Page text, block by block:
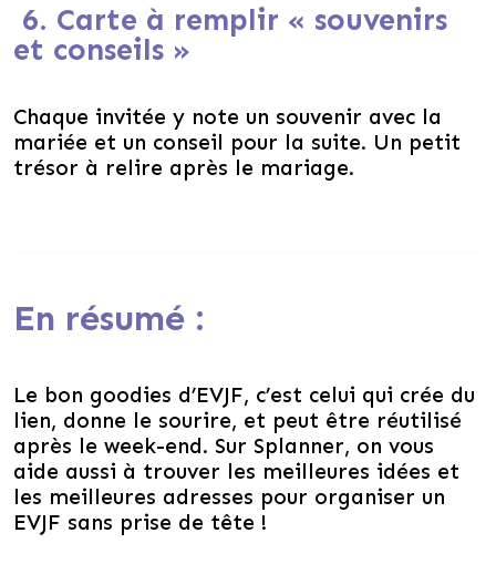
6. Carte à remplir « souvenirs
et conseils »
Chaque invitée y note un souvenir avec la
mariée et un conseil pour la suite. Un petit
trésor à relire après le mariage.
En résumé :
Le bon goodies d’EVJF, c’est celui qui crée du
lien, donne le sourire, et peut être réutilisé
après le week-end. Sur Splanner, on vous
aide aussi à trouver les meilleures idées et
les meilleures adresses pour organiser un
EVJF sans prise de tête !